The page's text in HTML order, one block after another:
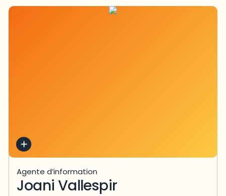
Agente d’information
Joani Vallespir